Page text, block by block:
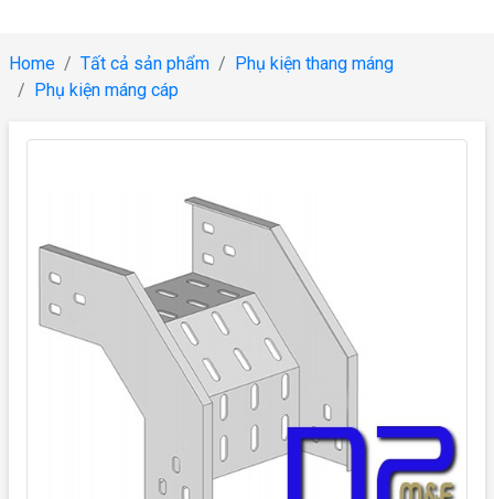
Home Tất cả sản phẩm
Phụ kiện thang máng
Phụ kiện máng cáp